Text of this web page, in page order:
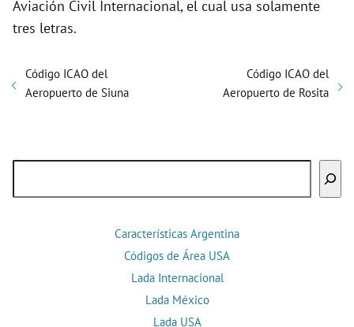
Aviación Civil Internacional, el cual usa solamente
tres letras.
Código ICAO del
Aeropuerto de Siuna
Código ICAO del
Aeropuerto de Rosita
Características Argentina
Códigos de Área USA
Lada Internacional
Lada México
Lada USA